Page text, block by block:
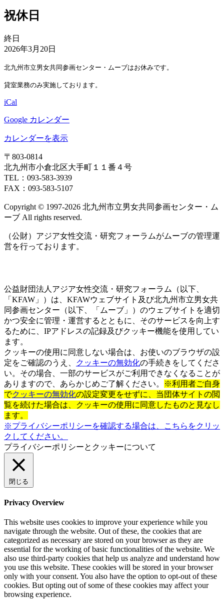
ト)
日ン日ン
祝休日
祝
休
終日
2026年3月20日
北九州市立男女共同参画センター・ムーブはお休みです。
貸室業務のみ実施しております。
iCal
Google カレンダー
カレンダーを表示
〒803‐0814
北九州市小倉北区大手町１１番４号
TEL：093‐583‐3939
FAX：093‐583‐5107
Copyright © 1997‐2026 北九州市立男女共同参画センター・ム
ーブ All rights reserved.
（公財）アジア女性交流・研究フォーラムがムーブの管理運
営を行っております。
公益財団法人アジア女性交流・研究フォーラム（以下、
「KFAW」）は、KFAWウェブサイト及び北九州市立男女共
同参画センター（以下、「ムーブ」）のウェブサイトを適切
かつ安全に管理・運営するとともに、そのサービスを向上す
るために、IPアドレスの記録及びクッキー機能を使用してい
ます。
クッキーの使用に同意しない場合は、お使いのブラウザの設
定をご確認のうえ、
クッキーの無効化の手続きをしてくださ
い。その場合、一部のサービスがご利用できなくなることが
ありますので、あらかじめご了解ください。
※利用者ご自身
でクッキーの無効化の設定変更をせずに、当団体サイトの閲
覧を続けた場合は、クッキーの使用に同意したものと見なし
ます。
※プライバシーポリシーを確認する場合は、こちらをクリッ
クしてください。
プライバシーポリシーとクッキーについて
閉じる
Privacy Overview
This website uses cookies to improve your experience while you
navigate through the website. Out of these, the cookies that are
categorized as necessary are stored on your browser as they are
essential for the working of basic functionalities of the website. We
also use third-party cookies that help us analyze and understand how
you use this website. These cookies will be stored in your browser
only with your consent. You also have the option to opt-out of these
cookies. But opting out of some of these cookies may affect your
browsing experience.